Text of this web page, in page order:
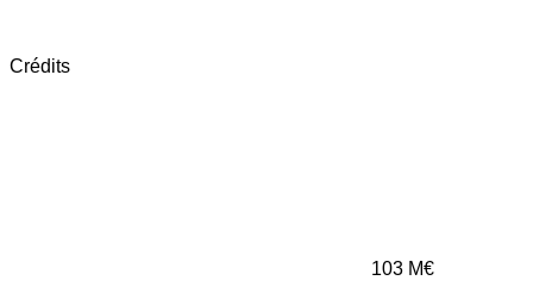
Crédits
103 M€